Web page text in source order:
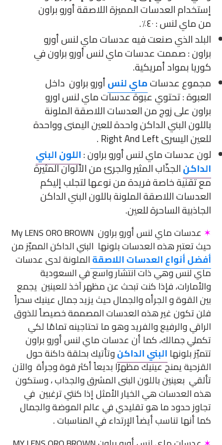
إستخدام العدسات المميزة اللاصقة أورو براون
من ماي لنس : ٤٠٪.
البلد الذي صنعت فيه عدسات ماي لنس أورو
براون : صممت عدسات ماي لنس أورو براون في
كوريا بمواد أمريكية.
مجموع عدساتماي لنسأورو براون داخل
العبوة : تحتوي عبوة عدسات ماي لنس اورو
براون على زوج من العدسات اللاصقة الملونة
باللون البني الداكن واحدة للعين اليمنى وواحدة
للعين اليسرى Right And Left .
لون عدسات ماي لنس أورو براون :اللون البني
الداكنالجذّاب المثير والجرئ من الألوان المثيرة
مع تقنية خاصة فريدة من نوعها لتجلب إليكم
العدسات اللاصقة الملونة باللون البني الداكن
الجاذبية الساحرة للعين.
✶
عدسات ماي لنس أورو براون My LENS ORO BROWN
حيث تعتبر هذه العدسات بلونها البني الداكن المميّز من
أفضل أنواع العدسات اللاصقةالملونة لدى عدسات
ماي لنس وهي ذات انتشار واسع في السعودية
والأمارات، فإذا كنت تبحث عن مظهر آخذ للعينين يجمع
بين القوة و الجرأه والجمال حيث يزيد جمال عينيك سحراً
فلن تكون غير هذه العدسات المصممة خصيصاً للذوق
الراقي والرفيع والفريد وهو ما تحتاجينه تمامًا لكي
تكملي جمالك، كما أن عدسات ماي لنس أورو براون
تتميّز بلونها البني الداكنوتأتيك بحلقة داكنة حول
القزحية يمنح عينيك مظهرًا بديعاً أكثر قوة وجرأة والآن
تألقي بعينين باللون البنى المشرق والجذاب ، وستكون
هذه العدسات هي الخيار الأمثل إذا كنتي ترغبين في
تجاوز حدود ما هو تقليدي في عالم الموضة والجمال
كما أنها تناسب أيضاً الإرتداء في المناسبات .